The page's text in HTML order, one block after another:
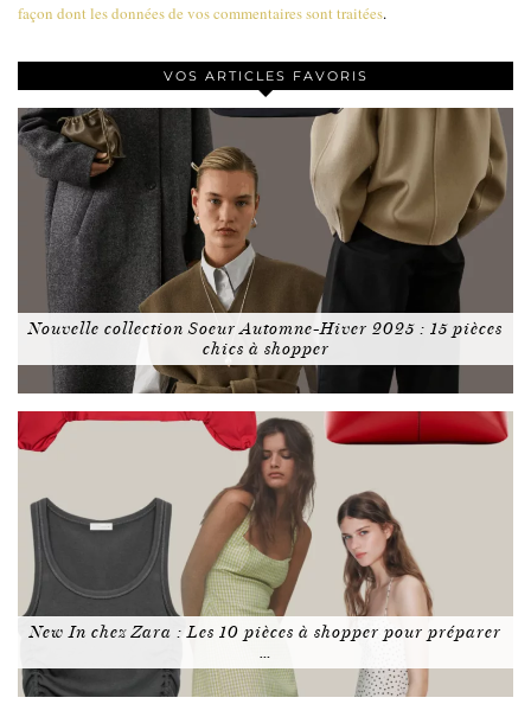
façon dont les données de vos commentaires sont traitées.
VOS ARTICLES FAVORIS
Nouvelle collection Soeur Automne-Hiver 2025 : 15 pièces
chics à shopper
New In chez Zara : Les 10 pièces à shopper pour préparer
…